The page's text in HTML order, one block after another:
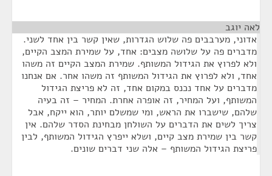
לאה יוגב
אדוני, מערבבים פה שלוש הגדרות, שאין קשר בין אחד לשני.
מדברים פה על שלושה מצבים: אחד, על שמירת המצב הקיים,
ולא לפרוץ את הגידול המשותף. שמירת המצב הקיים זה משהו
אחד, ולא לפרוץ את הגידול המשותף זה משהו אחר. אם אנחנו
מדברים על אחד נכנס במקום אחד, זה לא פריצת הגידול
המשותף, ועל המחיר, זה אופרה אחרת. המחיר – זה בעיה
שלהם, שישברו את הראש, ומי שמשלם יותר, הוא ייקח, אבל
צריך לשים את הדברים על השולחן מבחינת הסדר שלהם. אין
קשר בין שמירת מצב קיים, ושלא ייפרץ הגידול המשותף, לבין
פריצת הגידול המשותף – אלה שני דברים שונים.